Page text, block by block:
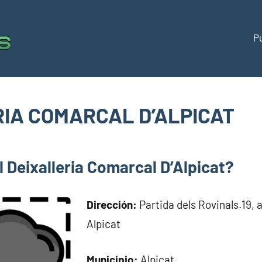
limpios
puntos
España
COMARCAL D’ALPICAT
Deixalleria Comarcal D’Alpicat?
Dirección: Partida dels Rovinals.19,
Alpicat